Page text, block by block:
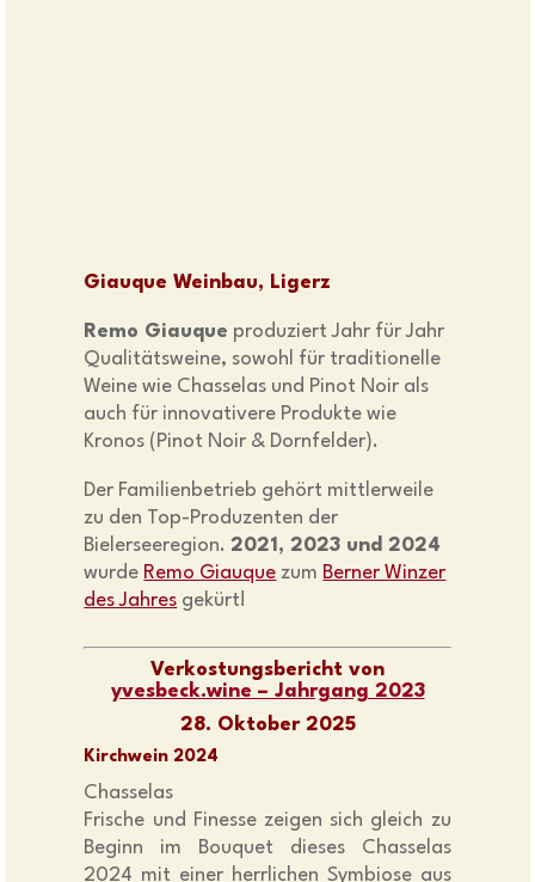
Giauque Weinbau, Ligerz
Remo Giauque produziert Jahr für Jahr
Qualitätsweine, sowohl für traditionelle
Weine wie Chasselas und Pinot Noir als
auch für innovativere Produkte wie
Kronos (Pinot Noir & Dornfelder).
Der Familienbetrieb gehört mittlerweile
zu den Top-Produzenten der
Bielerseeregion.2021, 2023 und 2024
wurde Remo Giauque zum Berner Winzer
des Jahres gekürt!
Verkostungsbericht von
yvesbeck.wine – Jahrgang 2023
28. Oktober 2025
Kirchwein 2024
Chasselas
Frische und Finesse zeigen sich gleich zu
Beginn im Bouquet dieses Chasselas
2024 mit einer herrlichen Symbiose aus